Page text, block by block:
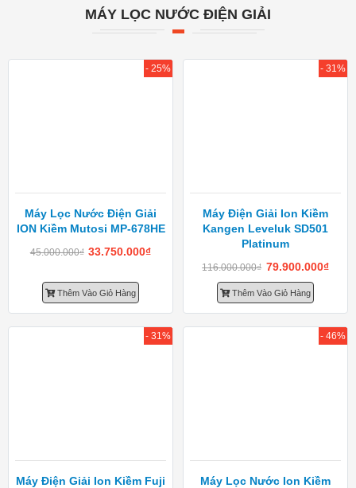
MÁY LỌC NƯỚC ĐIỆN GIẢI
Máy Lọc Nước Điện Giải
ION Kiềm Mutosi MP-678HE
45.000.000₫ 33.750.000₫
Thêm Vào Giỏ Hàng
- 25%
Máy Điện Giải Ion Kiềm
Kangen Leveluk SD501
Platinum
116.000.000₫ 79.900.000₫
Thêm Vào Giỏ Hàng
- 31%
Máy Điện Giải Ion Kiềm Fuji
- 31%
Máy Lọc Nước Ion Kiềm
- 46%